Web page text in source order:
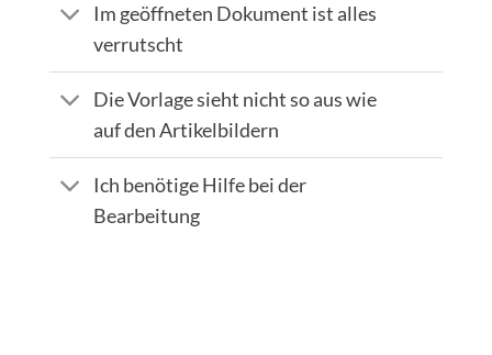
Im geöffneten Dokument ist alles
verrutscht
Die Vorlage sieht nicht so aus wie
auf den Artikelbildern
Ich benötige Hilfe bei der
Bearbeitung